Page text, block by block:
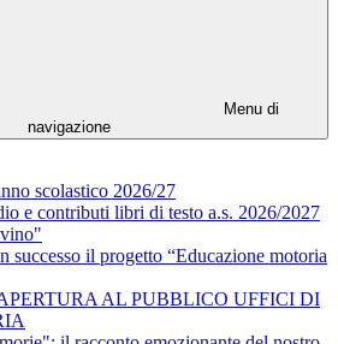
Menu di
navigazione
scolastico 2026/27
e contributi libri di testo a.s. 2026/2027
successo il progetto “Educazione motoria
AL PUBBLICO UFFICI DI